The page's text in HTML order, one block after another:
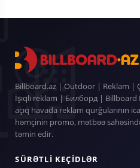
Billboard.az | Outdoor | Reklam |
İşıqlı reklam | Билборд | Billboard
açıq havada reklam qurğularının
həmçinin promo, mətbəə
təmin edir.
SÜRƏTLI KEÇIDLƏR